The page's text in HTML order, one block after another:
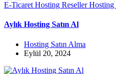
E-Ticaret Hosting Reseller Hosting
Aylık Hosting Satın Al
Hosting Satın Alma
Eylül 20, 2024